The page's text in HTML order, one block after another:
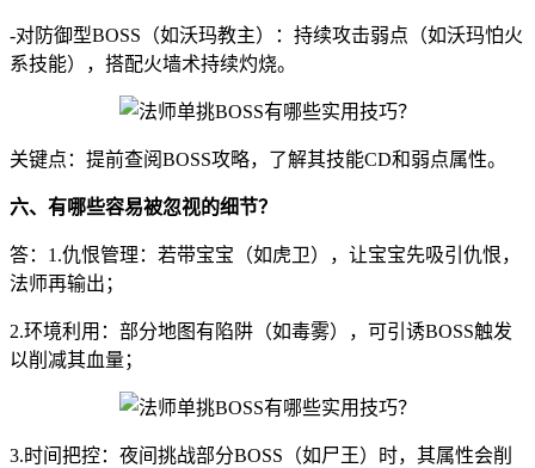
-对防御型BOSS（如沃玛教主）：持续攻击弱点（如沃玛怕火
系技能），搭配火墙术持续灼烧。
关键点：提前查阅BOSS攻略，了解其技能CD和弱点属性。
六、有哪些容易被忽视的细节？
答：1.仇恨管理：若带宝宝（如虎卫），让宝宝先吸引仇恨，
法师再输出；
2.环境利用：部分地图有陷阱（如毒雾），可引诱BOSS触发
以削减其血量；
3.时间把控：夜间挑战部分BOSS（如尸王）时，其属性会削